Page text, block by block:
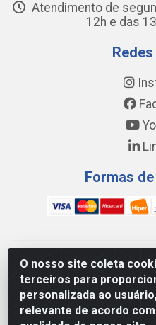
O nosso site coleta
terceiros para
personalizada ao
relevante de acordo
Atendimento de
12h e das
Formas
WING DISTRIBUIDORA
DE CONSTRUÇÕES LTDA
PATRÍCIA GOMES,